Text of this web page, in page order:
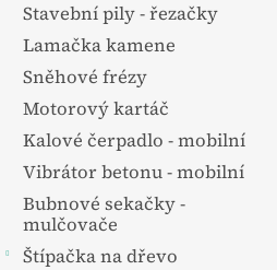
Stavební pily - řezačky
Lamačka kamene
Sněhové frézy
Motorový kartáč
Kalové čerpadlo - mobilní
Vibrátor betonu - mobilní
Bubnové sekačky -
mulčovače
Štípačka na dřevo